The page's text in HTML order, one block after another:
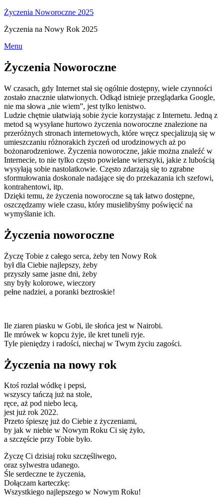
Życzenia Noworoczne 2025
Życzenia na Nowy Rok 2025
Skip
content
Menu
Życzenia Noworoczne
W czasach, gdy Internet stał się ogólnie dostępny, wiele czynności
zostało znacznie ułatwionych. Odkąd istnieje przeglądarka Google,
nie ma słowa „nie wiem”, jest tylko lenistwo.
Ludzie chętnie ułatwiają sobie życie korzystając z Internetu. Jedną z
metod są wysyłane hurtowo życzenia noworoczne znalezione na
przeróżnych stronach internetowych, które wręcz specjalizują się w
umieszczaniu różnorakich życzeń od urodzinowych aż po
bożonarodzeniowe. Życzenia noworoczne, jakie można znaleźć w
Internecie, to nie tylko często powielane wierszyki, jakie z lubością
wysyłają sobie nastolatkowie. Często zdarzają się to zgrabne
sformułowania doskonale nadające się do przekazania ich szefowi,
kontrahentowi, itp.
Dzięki temu, że życzenia noworoczne są tak łatwo dostępne,
oszczędzamy wiele czasu, który musielibyśmy poświęcić na
wymyślanie ich.
Życzenia noworoczne
Życzę Tobie z całego serca, żeby ten Nowy Rok
był dla Ciebie najlepszy, żeby
przyszły same jasne dni, żeby
sny były kolorowe, wieczory
pełne nadziei, a poranki beztroskie!
Ile ziaren piasku w Gobi, ile słońca jest w Nairobi.
Ile mrówek w kopcu żyje, ile kret tuneli ryje.
Tyle pieniędzy i radości, niechaj w Twym życiu zagości.
Życzenia na nowy rok
Ktoś rozlał wódkę i pepsi,
wszyscy tańczą już na stole,
ręce, aż pod niebo lecą,
jest już rok 2022.
Przeto śpieszę już do Ciebie z życzeniami,
by jak w niebie w Nowym Roku Ci się żyło,
a szczęście przy Tobie było.
Życzę Ci dzisiaj roku szczęśliwego,
oraz sylwestra udanego.
Śle serdeczne te życzenia,
Dołączam karteczkę:
Wszystkiego najlepszego w Nowym Roku!